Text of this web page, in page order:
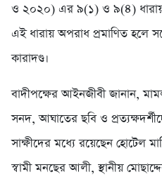
ও ২০২০) এর ৯(১) ও ৯(৪) ধারায়
এই ধারায় অপরাধ প্রমাণিত হলে
কারাদণ্ড।
বাদীপক্ষের আইনজীবী জানান,
সনদ, আঘাতের ছবি ও
সাক্ষীদের মধ্যে রয়েছেন হোটেল
স্বামী মনছের আলী, স্থানীয়